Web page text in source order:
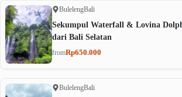
BulelengBali
Sekumpul Waterfall & Lovina
dari Bali Selatan
fromRp650.000
BulelengBali